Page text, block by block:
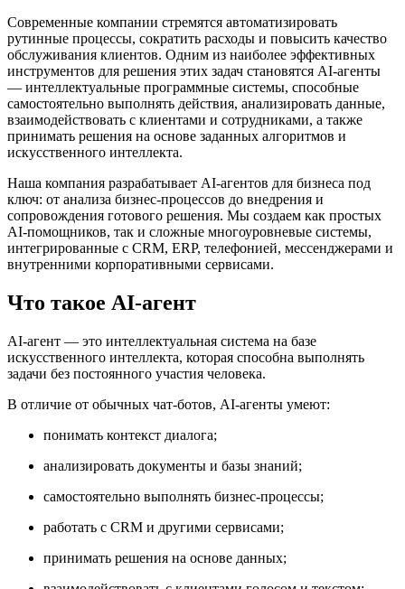
Современные компании стремятся автоматизировать
рутинные процессы, сократить расходы и повысить качество
обслуживания клиентов. Одним из наиболее эффективных
инструментов для решения этих задач становятся AI-агенты
— интеллектуальные программные системы, способные
самостоятельно выполнять действия, анализировать данные,
взаимодействовать с клиентами и сотрудниками, а также
принимать решения на основе заданных алгоритмов и
искусственного интеллекта.
Наша компания разрабатывает AI-агентов для бизнеса под
ключ: от анализа бизнес-процессов до внедрения и
сопровождения готового решения. Мы создаем как простых
AI-помощников, так и сложные многоуровневые системы,
интегрированные с CRM, ERP, телефонией, мессенджерами и
внутренними корпоративными сервисами.
Что такое AI-агент
AI-агент — это интеллектуальная система на базе
искусственного интеллекта, которая способна выполнять
задачи без постоянного участия человека.
В отличие от обычных чат-ботов, AI-агенты умеют:
понимать контекст диалога;
анализировать документы и базы знаний;
самостоятельно выполнять бизнес-процессы;
работать с CRM и другими сервисами;
принимать решения на основе данных;